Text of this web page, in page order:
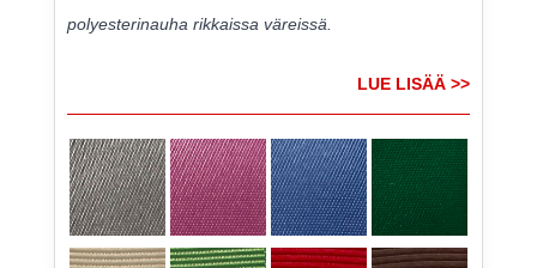
polyesterinauha rikkaissa väreissä.
LUE LISÄÄ >>